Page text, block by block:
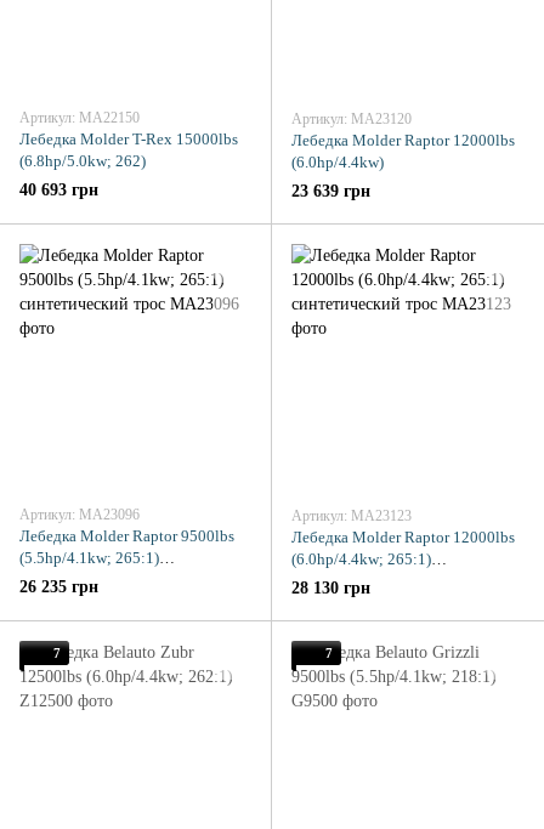
Артикул: MA22150
Лебедка Molder T-Rex 15000lbs
(6.8hp/5.0kw; 262)
40 693 грн
Артикул: MA23120
Лебедка Molder Raptor 12000lbs
(6.0hp/4.4kw)
23 639 грн
Артикул: MA23096
Лебедка Molder Raptor 9500lbs
(5.5hp/4.1kw; 265:1)
синтетический трос
26 235 грн
Артикул: MA23123
Лебедка Molder Raptor 12000lbs
(6.0hp/4.4kw; 265:1)
синтетический трос
28 130 грн
7 7